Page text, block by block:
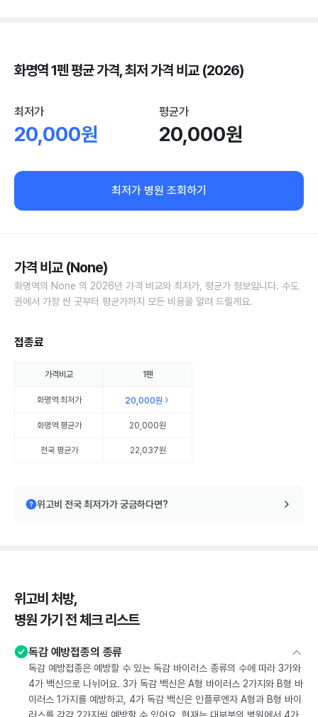
화명역 1펜 평균 가격, 최저 가격 비교 (2026)
최저가
20,000원
평균가
20,000원
최저가 병원 조회하기
가격 비교 (None)
화명역의 None 의 2026년 가격 비교와 최저가, 평균가 정보입니다. 수도
권에서 가장 싼 곳부터 평균가까지 모든 비용을 알려 드릴게요.
접종료
가격비교 1펜
화명역최저가 20,000원
화명역평균가 20,000원
전국 평균가 22,037원
위고비 전국 최저가가 궁금하다면?
위고비 처방,
병원 가기 전 체크 리스트
독감 예방접종의 종류
독감 예방접종은 예방할 수 있는 독감 바이러스 종류의 수에 따라 3가와
4가 백신으로 나뉘어요. 3가 독감 백신은 A형 바이러스 2가지와 B형 바
이러스 1가지를 예방하고, 4가 독감 백신은 인플루엔자 A형과 B형 바이